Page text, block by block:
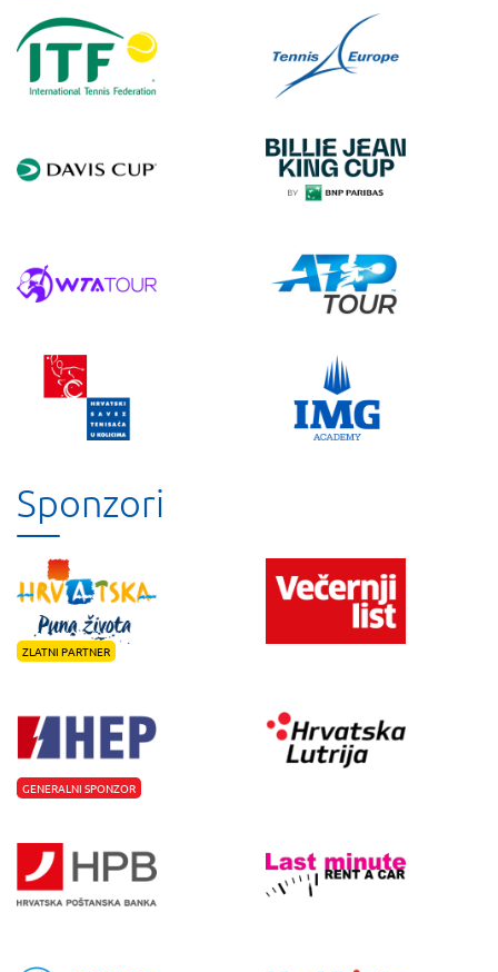
Sponzori
ZLATNI PARTNER
GENERALNI SPONZOR